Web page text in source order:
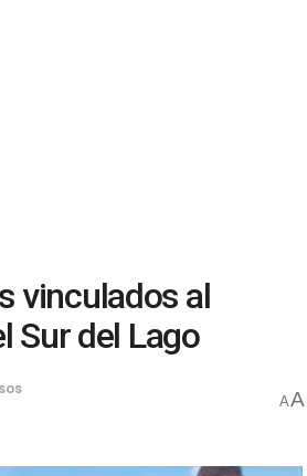
vinculados al
Sur del Lago
AA